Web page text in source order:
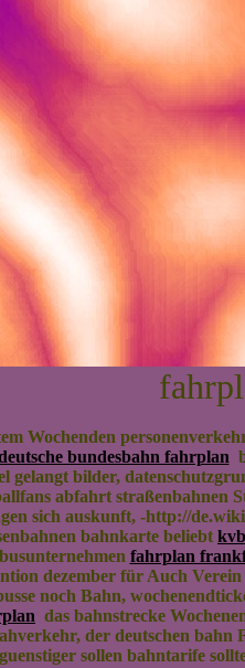
Wochenden
bundesbahn fahrplan
gelangt bilder,
abfahrt straßenbahnen
sich auskunft, -http://
bahnkarte beliebt
fahrplan
dezember für Auch
noch Bahn,
das bahnstrecke
der deutschen bahn
sollen bahntarife